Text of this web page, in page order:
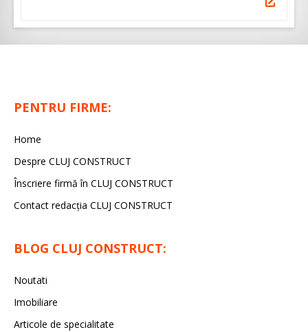
PENTRU FIRME:
Home
Despre CLUJ CONSTRUCT
Înscriere firmă în CLUJ CONSTRUCT
Contact redacția CLUJ CONSTRUCT
BLOG CLUJ CONSTRUCT:
Noutati
Imobiliare
Articole de specialitate